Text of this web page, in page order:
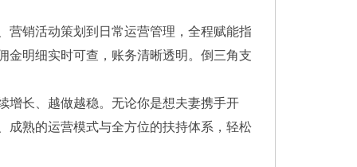
营销活动策划到日常运营管理，全程赋能指
金明细实时可查，账务清晰透明。倒三角支
增长、越做越稳。无论你是想夫妻携手开
成熟的运营模式与全方位的扶持体系，轻松